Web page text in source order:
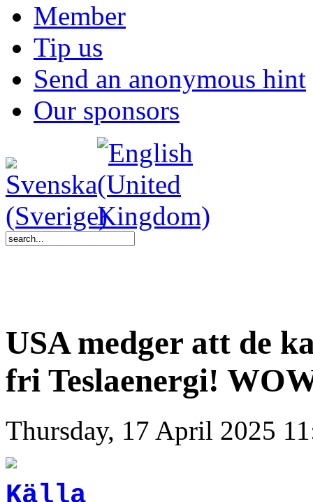
Member
Tip us
Send an anonymous hint
Our sponsors
USA medger att de
fri Teslaenergi!
Thursday, 17 April 2025
Källa